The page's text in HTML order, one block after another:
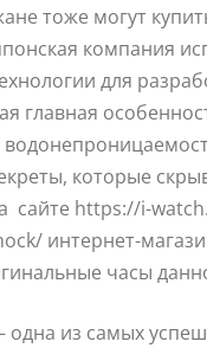
тоже могут
компания
для
главная
которые
сайте https://i-
интернет-
часы
одна из самых